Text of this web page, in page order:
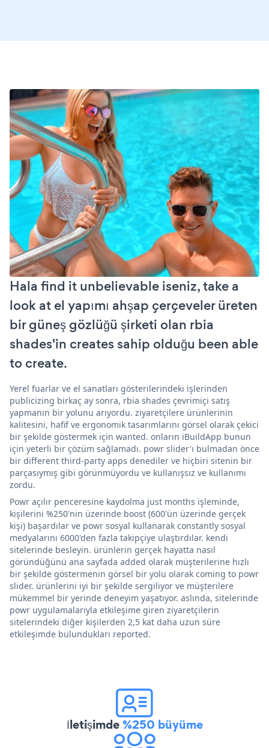
Hala find it unbelievable iseniz, take a
look at el yapımı ahşap çerçeveler üreten
bir güneş gözlüğü şirketi olan rbia
shades'in creates sahip olduğu been able
to create.
Yerel fuarlar ve el sanatları gösterilerindeki işlerinden
publicizing birkaç ay sonra, rbia shades çevrimiçi satış
yapmanın bir yolunu arıyordu. ziyaretçilere ürünlerinin
kalitesini, hafif ve ergonomik tasarımlarını görsel olarak çekici
bir şekilde göstermek için wanted. onların iBuildApp bunun
için yeterli bir çözüm sağlamadı. powr slider'ı bulmadan önce
bir different third-party apps denediler ve hiçbiri sitenin bir
parçasıymış gibi görünmüyordu ve kullanışsız ve kullanımı
zordu.
Powr açılır penceresine kaydolma just months işleminde,
kişilerini %250'nin üzerinde boost (600'ün üzerinde gerçek
kişi) başardılar ve powr sosyal kullanarak constantly sosyal
medyalarını 6000'den fazla takipçiye ulaştırdılar. kendi
sitelerinde besleyin. ürünlerin gerçek hayatta nasıl
göründüğünü ana sayfada added olarak müşterilerine hızlı
bir şekilde göstermenin görsel bir yolu olarak coming to powr
slider. ürünlerini iyi bir şekilde sergiliyor ve müşterilere
mükemmel bir yerinde deneyim yaşatıyor. aslında, sitelerinde
powr uygulamalarıyla etkileşime giren ziyaretçilerin
sitelerindeki diğer kişilerden 2,5 kat daha uzun süre
etkileşimde bulundukları reported.
İletişimde%250 büyüme